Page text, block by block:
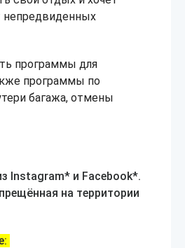
непредвиденных
программы для
программы по
багажа, отмены
Instagram* и Facebook*.
на территории